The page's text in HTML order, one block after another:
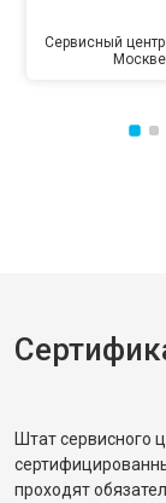
Сервисный
Москве
Штат сервисного
проходят